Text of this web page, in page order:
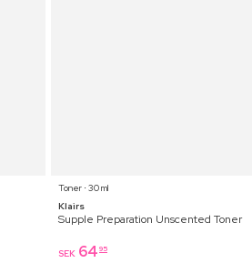
Toner ⋅ 30 ml
Klairs
Supple Preparation Unscented Toner
SEK 64 95